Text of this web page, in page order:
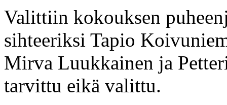
Valittiin kokouksen
sihteeriksi Tapio
Mirva Luukkainen ja
tarvittu eikä valittu.